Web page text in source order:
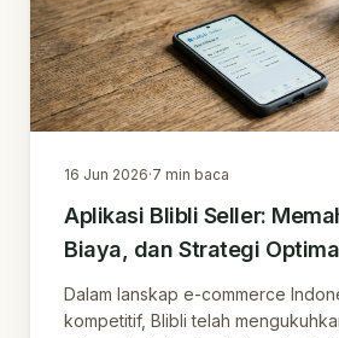
16 Jun 2026·7 min baca
Aplikasi Blibli Seller:
Biaya, dan Strategi
Dalam lanskap e-commerce
kompetitif, Blibli telah